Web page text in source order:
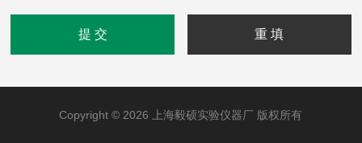
Copyright © 2026 上海毅硕实验仪器厂 版权所有